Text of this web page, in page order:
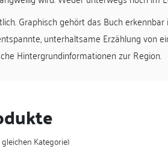
Graphisch gehört das Buch
unterhaltsame Erzählung von
Hintergrundinformationen zur Region.
Kategorie)